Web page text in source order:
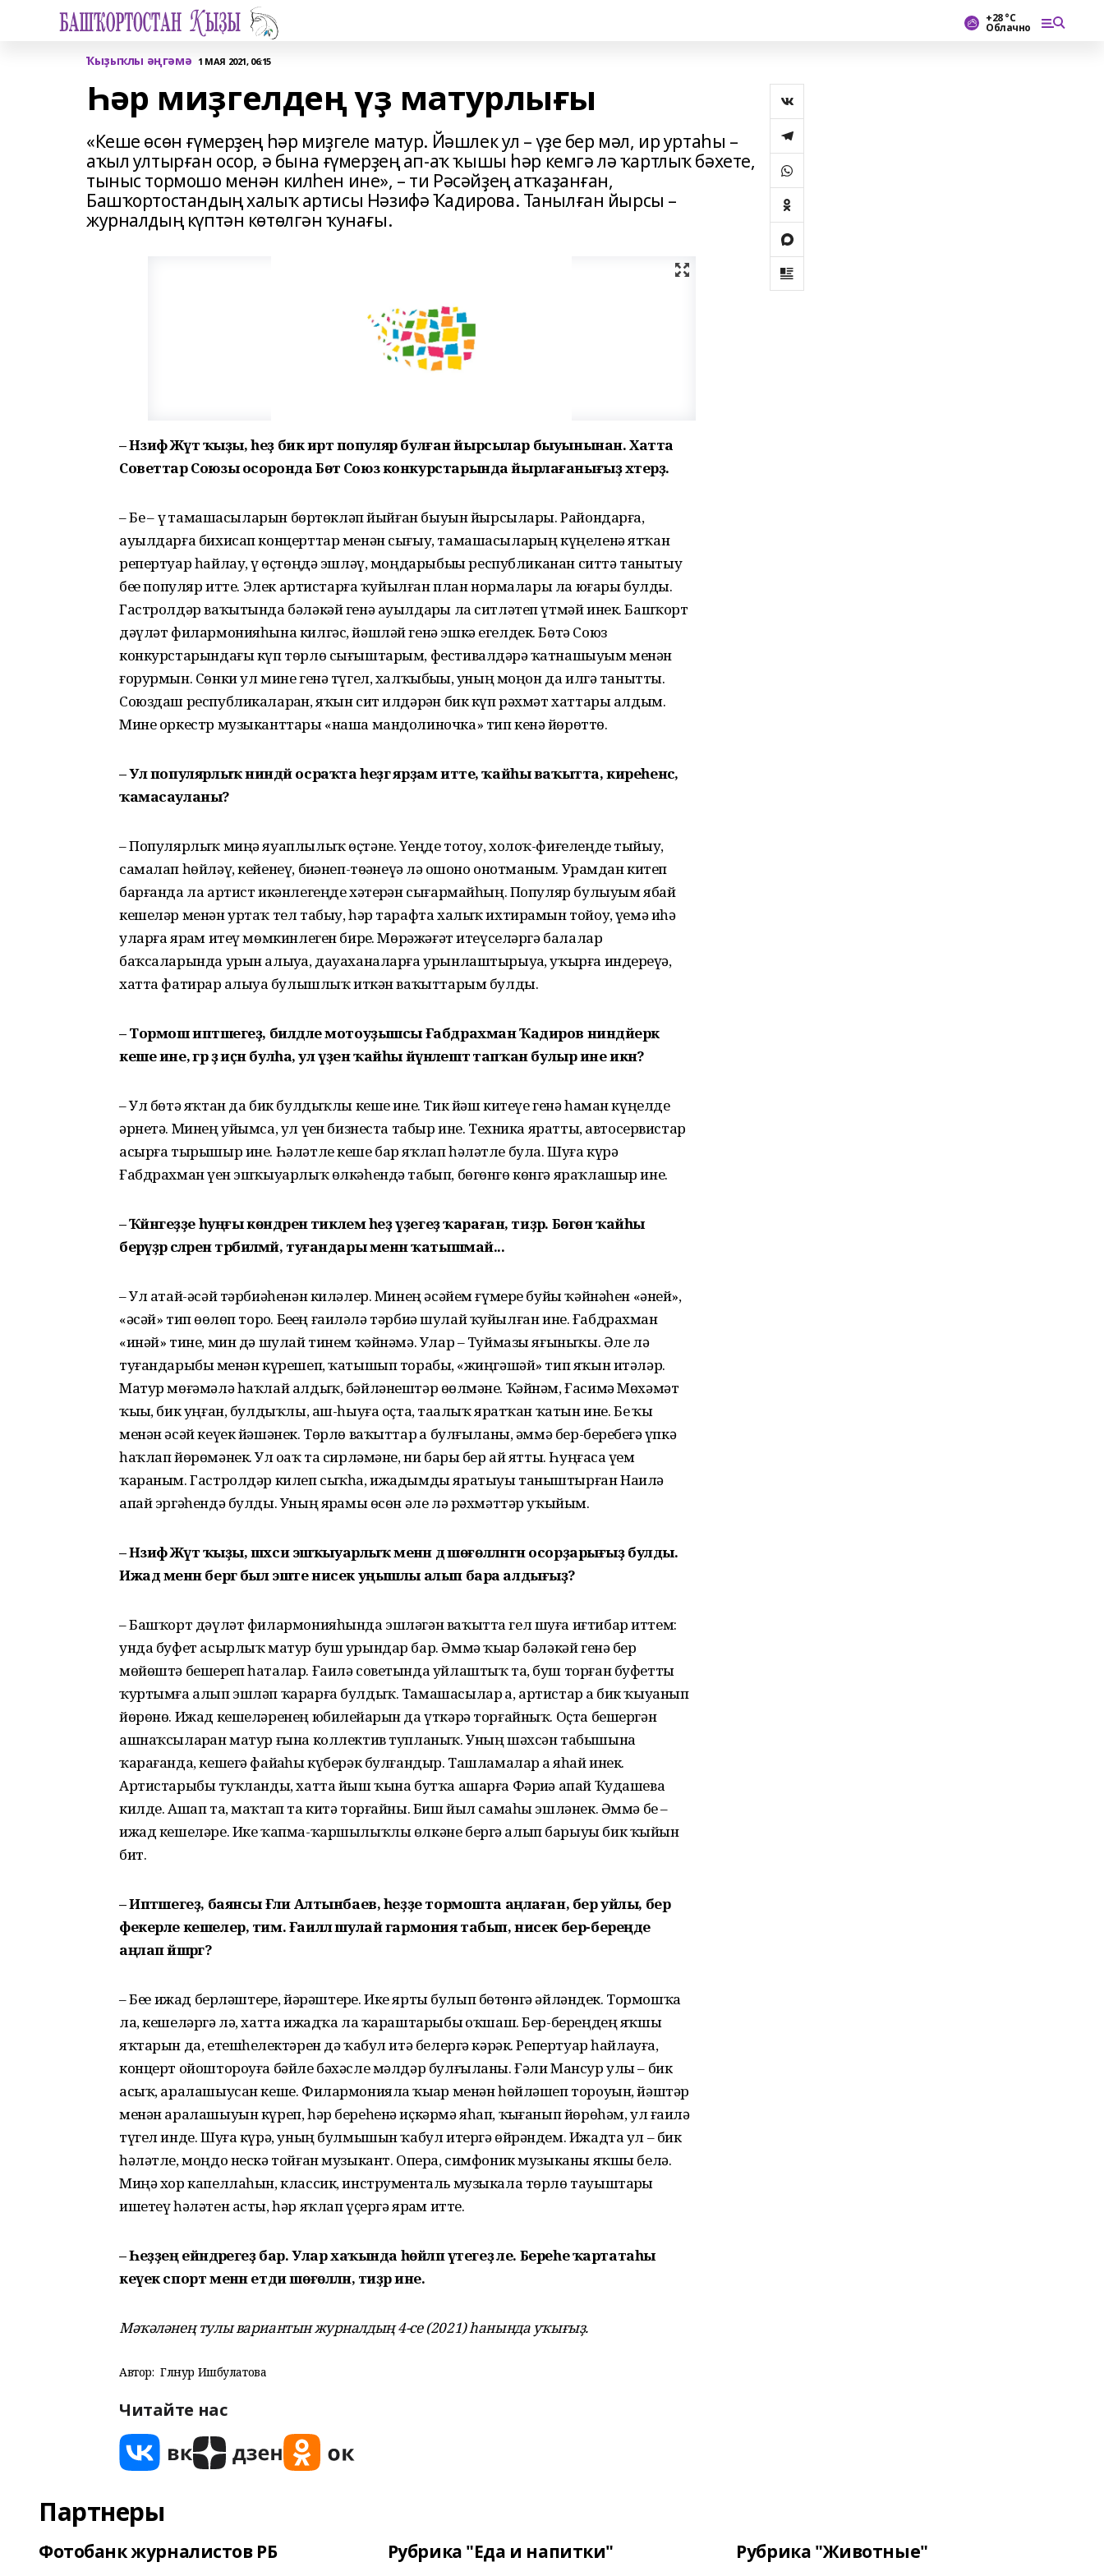
+28 °С
Облачно
Ҡыҙыҡлы әңгәмә 1 МАЯ 2021, 06:15
Һәр миҙгелдең үҙ матурлығы
«Кеше өсөн ғүмерҙең һәр миҙгеле матур. Йәшлек ул – үҙе бер мәл, ир уртаһы –
аҡыл ултырған осор, ә бына ғүмерҙең ап-аҡ ҡышы һәр кемгә лә ҡартлыҡ бәхете,
тыныс тормошо менән килһен ине», – ти Рәсәйҙең атҡаҙанған,
Башҡортостандың халыҡ артисы Нәзифә Ҡадирова. Танылған йырсы –
журналдың күптән көтөлгән ҡунағы.
– Нәзифә Жәүәт ҡыҙы, һеҙ бик иртә популяр булған йырсылар быуынынан. Хатта
Советтар Союзы осоронда Бөтә Союз конкурстарында йырлағанығыҙ хәтерҙә.
– Беҙ – үҙ тамашасыларын бөртөкләп йыйған быуын йырсылары. Райондарға,
ауылдарға бихисап концерттар менән сығыу, тамашасыларҙың күңеленә ятҡан
репертуар һайлау, үҙ өҫтөңдә эшләү, моңдарыбыҙҙы республиканан ситтә танытыу
беҙҙе популяр итте. Элек артистарға ҡуйылған план нормалары ла юғары булды.
Гастролдәр ваҡытында бәләкәй генә ауылдарҙы ла ситләтеп үтмәй инек. Башҡорт
дәүләт филармонияһына килгәс, йәшләй генә эшкә егелдек. Бөтә Союз
конкурстарындағы күп төрлө сығыштарым, фестивалдәрҙә ҡатнашыуым менән
ғорурмын. Сөнки ул мине генә түгел, халҡыбыҙҙы, уның моңон да илгә танытты.
Союздаш республикаларҙан, яҡын сит илдәрҙән бик күп рәхмәт хаттары алдым.
Мине оркестр музыканттары «наша мандолиночка» тип кенә йөрөттө.
– Ул популярлыҡ ниндәй осраҡта һеҙгә ярҙам итте, ҡайһы ваҡытта, киреһенсә,
ҡамасауланы?
– Популярлыҡ миңә яуаплылыҡ өҫтәне. Үҙеңде тотоу, холоҡ-фиғелеңде тыйыу,
самалап һөйләү, кейенеү, биҙәнеп-төҙәнеүҙә лә ошоно онотманым. Урамдан китеп
барғанда ла артист икәнлегеңде хәтерҙән сығармайһың. Популяр булыуым ябай
кешеләр менән уртаҡ тел табыу, һәр тарафта халыҡ ихтирамын тойоу, үҙемә иһә
уларға ярҙам итеү мөмкинлеген бирҙе. Мөрәжәғәт итеүселәргә балалар
баҡсаларында урын алыуҙа, дауаханаларға урынлаштырыуҙа, уҡырға индереүҙә,
хатта фатирҙар алыуҙа булышлыҡ иткән ваҡыттарым булды.
– Тормош иптәшегеҙ, билдәле мотоуҙышсы Ғабдрахман Ҡадиров ниндәйерәк
кеше ине, әгәр ҙә иҫән булһа, ул үҙен ҡайһы йүнәлештә тапҡан булыр ине икән?
– Ул бөтә яҡтан да бик булдыҡлы кеше ине. Тик йәш китеүе генә һаман күңелде
әрнетә. Минең уйымса, ул үҙен бизнеста табыр ине. Техника яратты, автосервистар
асырға тырышыр ине. Һәләтле кеше бар яҡлап һәләтле була. Шуға күрә
Ғабдрахман үҙен эшҡыуарлыҡ өлкәһендә табып, бөгөнгө көнгә яраҡлашыр ине.
– Ҡәйнәгеҙҙе һуңғы көндәренә тиклем һеҙ үҙегеҙ ҡараған, тиҙәр. Бөгөн ҡайһы
берәүҙәр әсәләрен тәрбиәләмәй, туғандары менән ҡатышмай...
– Ул атай-әсәй тәрбиәһенән киләлер. Минең әсәйем ғүмере буйы ҡәйнәһен «әней»,
«әсәй» тип өҙөлөп торҙо. Беҙҙең ғаиләлә тәрбиә шулай ҡуйылған ине. Ғабдрахман
«инәй» тине, мин дә шулай тинем ҡәйнәмә. Улар – Туймазы яғыныҡы. Әле лә
туғандарыбыҙ менән күрешеп, ҡатышып торабыҙ, «жиңгәшәй» тип яҡын итәләр.
Матур мөғәмәлә һаҡлай алдыҡ, бәйләнештәр өҙөлмәне. Ҡәйнәм, Ғасимә Мөхәмәт
ҡыҙы, бик уңған, булдыҡлы, аш-һыуға оҫта, таҙалыҡ яратҡан ҡатын ине. Беҙ ҡыҙ
менән әсәй кеүек йәшәнек. Төрлө ваҡыттар ҙа булғыланы, әммә бер-беребеҙгә үпкә
һаҡлап йөрөмәнек. Ул оҙаҡ та сирләмәне, ни бары бер ай ятты. Һуңғаса үҙем
ҡараным. Гастролдәр килеп сыҡһа, ижадымды яратыуы таныштырған Наилә
апай эргәһендә булды. Уның ярҙамы өсөн әле лә рәхмәттәр уҡыйым.
– Нәзифә Жәүәт ҡыҙы, шәхси эшҡыуарлыҡ менән дә шөғөлләнгән осорҙарығыҙ булды.
Ижад менән бергә был эште нисек уңышлы алып бара алдығыҙ?
– Башҡорт дәүләт филармонияһында эшләгән ваҡытта гел шуға иғтибар иттем:
унда буфет асырлыҡ матур буш урындар бар. Әммә ҡыҙҙар бәләкәй генә бер
мөйөштә бешереп һаталар. Ғаилә советында уйлаштыҡ та, буш торған буфетты
ҡуртымға алып эшләп ҡарарға булдыҡ. Тамашасылар ҙа, артистар ҙа бик ҡыуанып
йөрөнө. Ижад кешеләренең юбилейҙарын да үткәрә торғайныҡ. Оҫта бешергән
ашнаҡсыларҙан матур ғына кол­лектив тупланыҡ. Уның шәхсән табышына
ҡарағанда, кешегә файҙаһы күберәк булғандыр. Ташламалар ҙа яһай инек.
Артистарыбыҙ туҡланды, хатта йыш ҡына бутҡа ашарға Фәриҙә апай Ҡудашева
килде. Ашап та, маҡтап та китә торғайны. Биш йыл самаһы эшләнек. Әммә беҙ –
ижад кешеләре. Ике ҡапма-ҡаршылыҡлы өлкәне бергә алып барыуы бик ҡыйын
бит.
– Иптәшегеҙ, баянсы Ғәли Алтынбаев, һеҙҙе тормошта аңлаған, бер уйлы, бер
фекерле кешелер, тим. Ғаиләлә шулай гармония табып, нисек бер-береңде
аңлап йәшәргә?
– Беҙҙе ижад берләштерҙе, йәрәштерҙе. Ике ярты булып бөтөнгә әйләндек. Тормошҡа
ла, кешеләргә лә, хатта ижадҡа ла ҡараштарыбыҙ оҡшаш. Бер-береңдең яҡшы
яҡтарын да, етешһеҙлектәрен дә ҡабул итә белергә кәрәк. Репертуар һайлауға,
концерт ойоштороуға бәйле бәхәсле мәлдәр булғыланы. Ғәли Мансур улы – бик
асыҡ, аралашыусан кеше. Филармонияла ҡыҙҙар менән һөйләшеп тороуын, йәштәр
менән аралашыуын күреп, һәр береһенә иҫкәрмә яһап, ҡыҙғанып йөрөһәм, ул ғаилә
түгел инде. Шуға күрә, уның булмышын ҡабул итергә өйрәндем. Ижадта ул – бик
һәләтле, моңдо нескә тойған музыкант. Опера, симфоник музыканы яҡшы белә.
Миңә хор капеллаһын, классик, инструменталь музыкала төрлө тауыштарҙы
ишетеү һәләтен асты, һәр яҡлап үҫергә ярҙам итте.
– Һеҙҙең ейәндәрегеҙ бар. Улар хаҡында һөйләп үтегеҙ әле. Береһе ҡартатаһы
кеүек спорт менән етди шөғөлләнә, тиҙәр ине.
Мәҡәләнең тулы вариантын журналдың 4-се (2021) һанында уҡығыҙ.
Автор: Гөлнур Ишбулатова
Читайте нас
Партнеры
Фотобанк журналистов РБ Рубрика "Еда и напитки" Рубрика "Животные"